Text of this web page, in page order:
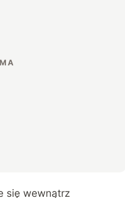
się wewnątrz